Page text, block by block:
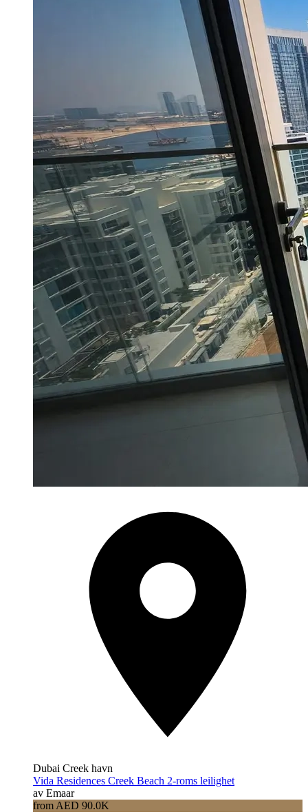
Dubai Creek havn
Vida Residences Creek Beach 2-roms leilighet
av Emaar
from AED 90.0K